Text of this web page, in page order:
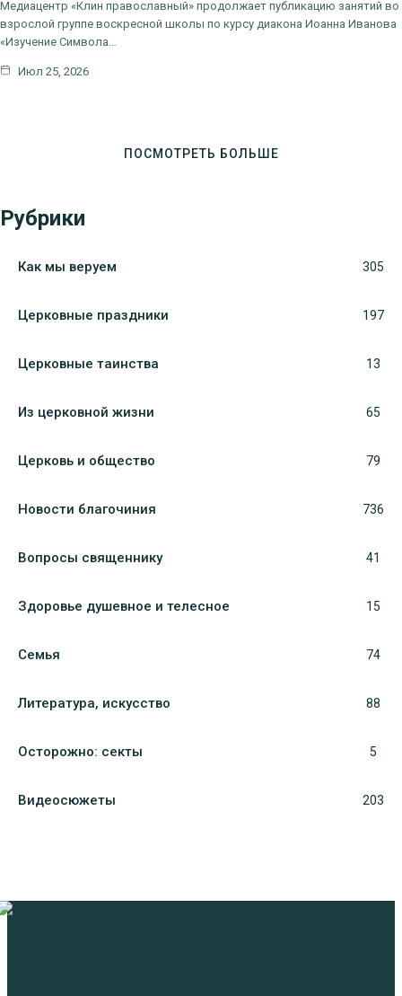
Медиацентр «Клин православный» продолжает публикацию занятий во
взрослой группе воскресной школы по курсу диакона Иоанна Иванова
«Изучение Символа…
Июл 25, 2026
ПОСМОТРЕТЬ БОЛЬШЕ
Рубрики
Как мы веруем 305
Церковные праздники 197
Церковные таинства 13
Из церковной жизни 65
Церковь и общество 79
Новости благочиния 736
Вопросы священнику 41
Здоровье душевное и телесное 15
Семья 74
Литература, искуcство 88
Осторожно: секты 5
Видеосюжеты 203